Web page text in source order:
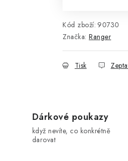
Kód zboží: 90730
Značka: Ranger
Tisk
Dárkové poukazy
když nevíte, co konkrétně
darovat